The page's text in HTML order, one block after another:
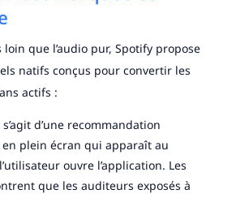
que l’audio pur, Spotify propose
natifs conçus pour convertir les
actifs :
d’une recommandation
plein écran qui apparaît au
ouvre l’application. Les
que les auditeurs exposés à